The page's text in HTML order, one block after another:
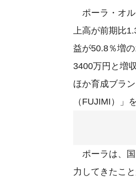
ポーラ・オル
上高が前期比
益が50.8％増
3400万円と増
ほか育成ブラ
（FUJIMI）」
ポーラは、国
力してきたこ